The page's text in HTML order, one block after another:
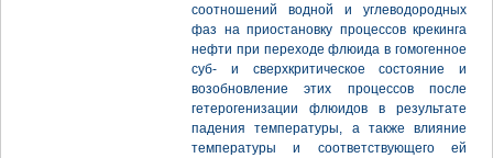
соотношений водной и углеводородных
фаз на приостановку процессов крекинга
нефти при переходе флюида в гомогенное
суб- и сверхкритическое состояние и
возобновление этих процессов после
гетерогенизации флюидов в результате
падения температуры, а также влияние
температуры и соответствующего ей